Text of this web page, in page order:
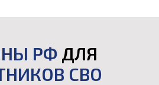
РФДЛЯ
СВО